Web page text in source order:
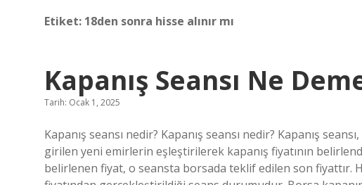
Etiket: 18den sonra hisse alınır mı
Kapanış Seansı Ne
Tarih: Ocak 1, 2025
Kapanış seansı nedir? Kapanış seansı nedir? Kapanış
girilen yeni emirlerin eşleştirilerek kapanış fiyatının
belirlenen fiyat, o seansta borsada teklif edilen son fiyattır.